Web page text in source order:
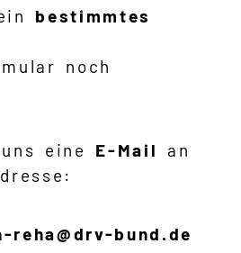
bestimmtes
noch
eine E-Mail
an
reha@drv-bund.de